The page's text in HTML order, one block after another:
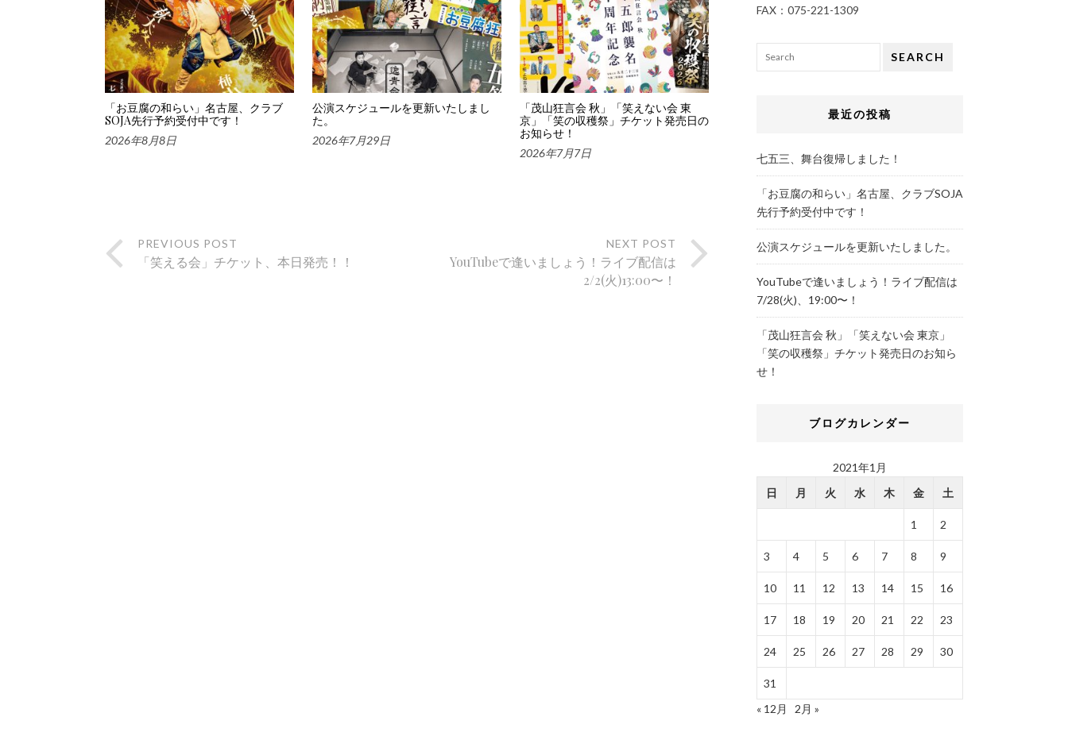
「お豆腐の和らい」名古屋、クラブ
SOJA先行予約受付中です！
2026年8月8日
公演スケジュールを更新いたしまし
た。
2026年7月29日
「茂山狂言会 秋」「笑えない会 東
京」「笑の収穫祭」チケット発売日の
お知らせ！
2026年7月7日
PREVIOUS POST
「笑える会」チケット、本日発売！！
NEXT POST
YouTubeで逢いましょう！ライブ配信は
2/2(火)13:00〜！
FAX：075-221-1309
SEARCH
最近の投稿
七五三、舞台復帰しました！
「お豆腐の和らい」名古屋、クラブSOJA
先行予約受付中です！
公演スケジュールを更新いたしました。
YouTubeで逢いましょう！ライブ配信は
7/28(火)、19:00〜！
「茂山狂言会 秋」「笑えない会 東京」
「笑の収穫祭」チケット発売日のお知ら
せ！
ブログカレンダー
2021年1月
日
月 火 水 木 金 土
1 2
3 4 5 6 7 8 9
10 11 12 13 14 15 16
17 18 19 20 21 22 23
24 25 26 27 28 29 30
31
« 12月
2月 »